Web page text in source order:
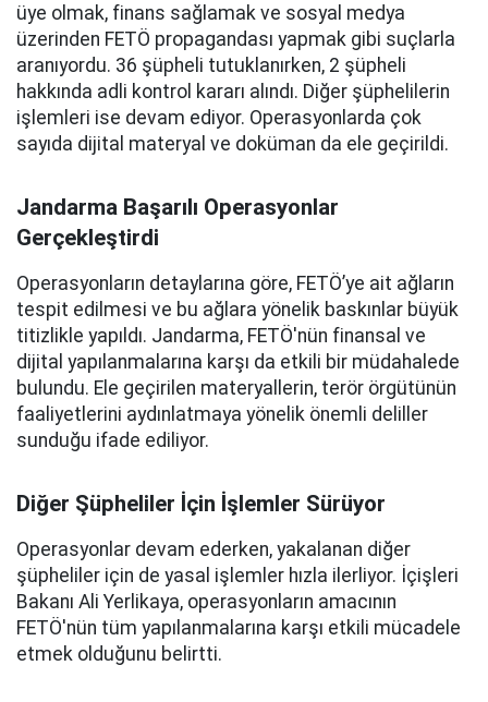
üye olmak, finans sağlamak ve sosyal medya
üzerinden FETÖ propagandası yapmak gibi suçlarla
aranıyordu. 36 şüpheli tutuklanırken, 2 şüpheli
hakkında adli kontrol kararı alındı. Diğer şüphelilerin
işlemleri ise devam ediyor. Operasyonlarda çok
sayıda dijital materyal ve doküman da ele geçirildi.
Jandarma Başarılı Operasyonlar
Gerçekleştirdi
Operasyonların detaylarına göre, FETÖ’ye ait ağların
tespit edilmesi ve bu ağlara yönelik baskınlar büyük
titizlikle yapıldı. Jandarma, FETÖ'nün finansal ve
dijital yapılanmalarına karşı da etkili bir müdahalede
bulundu. Ele geçirilen materyallerin, terör örgütünün
faaliyetlerini aydınlatmaya yönelik önemli deliller
sunduğu ifade ediliyor.
Diğer Şüpheliler İçin İşlemler Sürüyor
Operasyonlar devam ederken, yakalanan diğer
şüpheliler için de yasal işlemler hızla ilerliyor. İçişleri
Bakanı Ali Yerlikaya, operasyonların amacının
FETÖ'nün tüm yapılanmalarına karşı etkili mücadele
etmek olduğunu belirtti.